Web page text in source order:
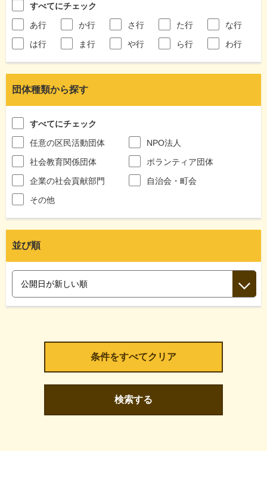
すべてにチェック
あ行
か行 さ行 た行
な行
は行
ま行 や行 ら行 わ行
団体種類から探す
すべてにチェック
任意の区民活動団体
NPO法人
社会教育関係団体
ボランティア団体
企業の社会貢献部門
自治会・町会
その他
並び順
検索する